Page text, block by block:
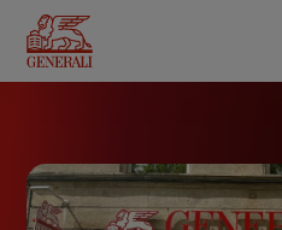
contenu
principal